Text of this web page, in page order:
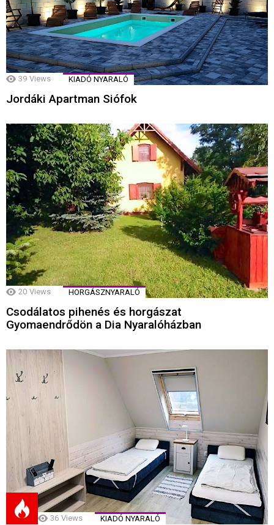
39 Views KIADÓ NYARALÓ
Jordáki Apartman Siófok
20 Views HORGÁSZNYARALÓ
Csodálatos pihenés és horgászat
Gyomaendrődön a Dia Nyaralóházban
36 Views KIADÓ NYARALÓ